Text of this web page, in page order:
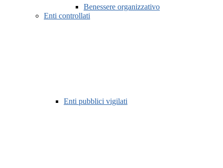
Benessere organizzativo
Enti controllati
Enti pubblici vigilati